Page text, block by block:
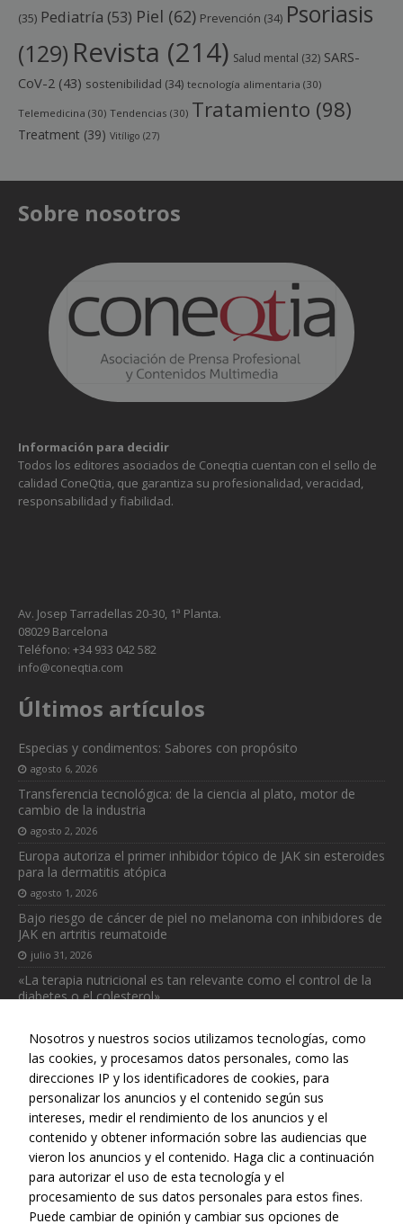
(35) Pediatría (53) Piel (62) Prevención (34) Psoriasis
(129) Revista (214) Salud mental (32) SARS-
CoV-2 (43) sostenibilidad (34) tecnología alimentaria (30)
Telemedicina (30) Tendencias (30) Tratamiento (98)
Treatment (39) Vitíligo (27)
Sobre nosotros
Información para decidir
Todos los editores asociados de Coneqtia cuentan con el sello de
calidad ConeQtia, que garantiza su profesionalidad, veracidad,
responsabilidad y fiabilidad.
Av. Josep Tarradellas 20-30, 1ª Planta.
08029 Barcelona
Teléfono: +34 933 042 582
info@coneqtia.com
Últimos artículos
Especias y condimentos: Sabores con propósito
agosto 6, 2026
Transferencia tecnológica: de la ciencia al plato, motor de
cambio de la industria
agosto 2, 2026
Europa autoriza el primer inhibidor tópico de JAK sin esteroides
para la dermatitis atópica
agosto 1, 2026
Bajo riesgo de cáncer de piel no melanoma con inhibidores de
JAK en artritis reumatoide
julio 31, 2026
«La terapia nutricional es tan relevante como el control de la
diabetes o el colesterol»
Web realizada con el patrocinio del Centro Español de Derechos
Reprográficos
Nosotros y nuestros socios utilizamos tecnologías, como
las cookies, y procesamos datos personales, como las
direcciones IP y los identificadores de cookies, para
personalizar los anuncios y el contenido según sus
intereses, medir el rendimiento de los anuncios y el
contenido y obtener información sobre las audiencias que
vieron los anuncios y el contenido. Haga clic a continuación
para autorizar el uso de esta tecnología y el
procesamiento de sus datos personales para estos fines.
Puede cambiar de opinión y cambiar sus opciones de
Necesarias
Estas
opcionales.
funcione la
web.
Estadísticas
Para que
podamos
mejorar la
funcionalidad
y estructura